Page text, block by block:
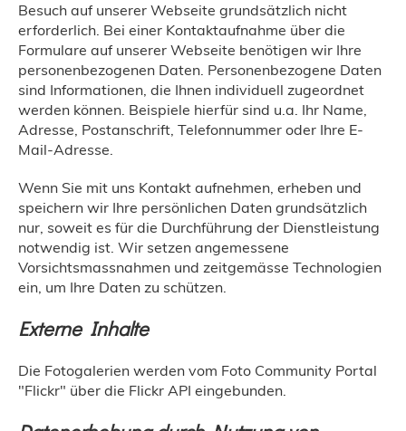
Besuch auf unserer Webseite grundsätzlich nicht
erforderlich. Bei einer Kontaktaufnahme über die
Formulare auf unserer Webseite benötigen wir Ihre
personenbezogenen Daten. Personenbezogene Daten
sind Informationen, die Ihnen individuell zugeordnet
werden können. Beispiele hierfür sind u.a. Ihr Name,
Adresse, Postanschrift, Telefonnummer oder Ihre E-
Mail-Adresse.
Wenn Sie mit uns Kontakt aufnehmen, erheben und
speichern wir Ihre persönlichen Daten grundsätzlich
nur, soweit es für die Durchführung der Dienstleistung
notwendig ist. Wir setzen angemessene
Vorsichtsmassnahmen und zeitgemässe Technologien
ein, um Ihre Daten zu schützen.
Externe Inhalte
Die Fotogalerien werden vom Foto Community Portal
"Flickr" über die Flickr API eingebunden.